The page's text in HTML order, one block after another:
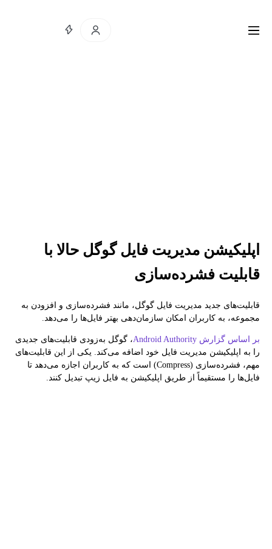
اپلیکیشن مدیریت فایل گوگل حالا با
قابلیت فشرده‌سازی
قابلیت‌های جدید مدیریت فایل گوگل، مانند فشرده‌سازی و افزودن به
مجموعه، به کاربران امکان سازمان‌دهی بهتر فایل‌ها را می‌دهد.
بر اساس گزارش Android Authority
، گوگل به‌زودی قابلیت‌های جدیدی
را به اپلیکیشن مدیریت فایل خود اضافه می‌کند. یکی از این قابلیت‌های
مهم، فشرده‌سازی (Compress) است که به کاربران اجازه می‌دهد تا
فایل‌ها را مستقیماً از طریق اپلیکیشن به فایل زیپ تبدیل کنند.